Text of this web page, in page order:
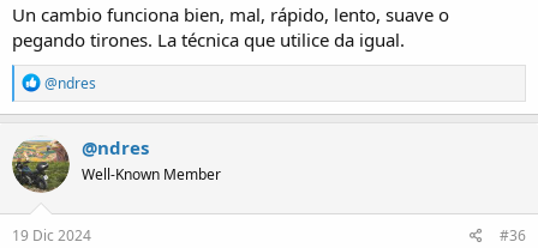
Un cambio funciona bien, mal, rápido, lento, suave o
pegando tirones. La técnica que utilice da igual.
R
e
a
c
t
i
o
n
s
@ndres
@ndres
Well-Known Member
19 Dic 2024 #36